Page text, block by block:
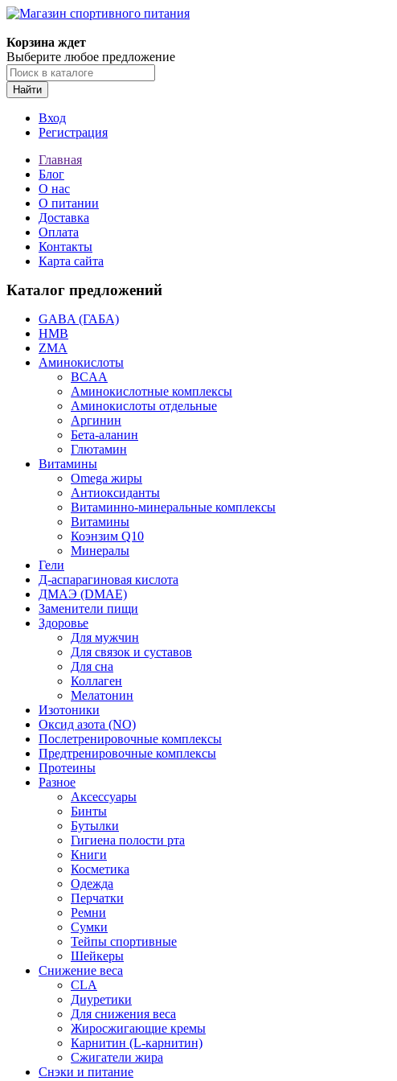
Корзина ждет
Выберите любое предложение
Найти
Вход
Регистрация
Главная
Блог
О нас
О питании
Доставка
Оплата
Контакты
Карта сайта
Каталог предложений
GABA (ГАБА)
HMB
ZMA
Аминокислоты
BCAA
Аминокислотные комплексы
Аминокислоты отдельные
Аргинин
Бета-аланин
Глютамин
Витамины
Omega жиры
Антиоксиданты
Витаминно-минеральные комплексы
Витамины
Коэнзим Q10
Минералы
Гели
Д-аспарагиновая кислота
ДМАЭ (DMAE)
Заменители пищи
Здоровье
Для мужчин
Для связок и суставов
Для сна
Коллаген
Мелатонин
Изотоники
Оксид азота (NO)
Послетренировочные комплексы
Предтренировочные комплексы
Протеины
Разное
Аксессуары
Бинты
Бутылки
Гигиена полости рта
Книги
Косметика
Одежда
Перчатки
Ремни
Сумки
Тейпы спортивные
Шейкеры
Снижение веса
CLA
Диуретики
Для снижения веса
Жиросжигающие кремы
Карнитин (L-карнитин)
Сжигатели жира
Снэки и питание